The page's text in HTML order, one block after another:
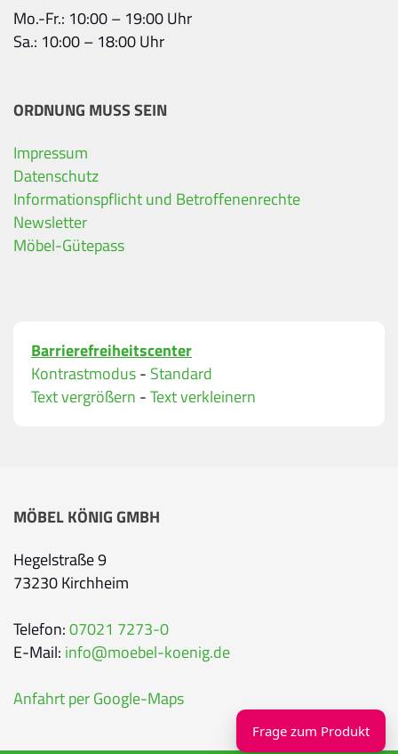
Mo.-Fr.: 10:00 – 19:00 Uhr
Sa.: 10:00 – 18:00 Uhr
ORDNUNG MUSS SEIN
Impressum
Datenschutz
Informationspflicht und Betroffenenrechte
Newsletter
Möbel-Gütepass
Barrierefreiheitscenter
Kontrastmodus- Standard
Text vergrößern -Text verkleinern
MÖBEL KÖNIG GMBH
Hegelstraße 9
73230 Kirchheim
Telefon:07021 7273-0
E-Mail: info@moebel-koenig.de
Anfahrt per Google-Maps
Frage zum Produkt
Ihre Kontaktdaten
Alle mit Stern gekennzeichneten Felder sind
Name
Bitte geben Sie eine gültige E-Mail-Adresse ein.
Telefon*
Datum
Sie können ein Datum ab übermorgen
Uhrzeit